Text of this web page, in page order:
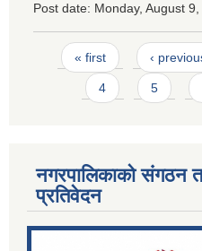
Post date: Monday, August
Pages
« first ‹
4 5
नगरपालिकाको संगठन
प्रतिवेदन